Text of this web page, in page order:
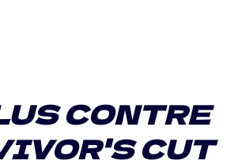
CONTRE
CUT